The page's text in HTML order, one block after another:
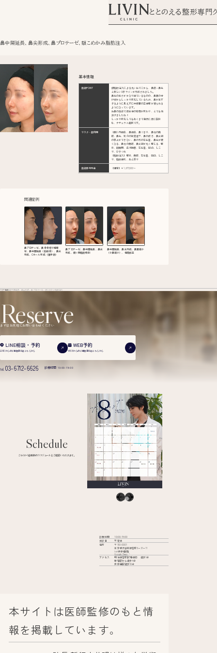
ととのえる整形専門
鼻中隔延長、鼻尖形成、鼻プロテーゼ、額こめかみ脂肪注入
基本情報
施術POINT
額脂肪注入による丸いおでこから、鼻筋～鼻先
と美しいS字ラインが形成されました。
鼻先の高さがかなり出ているものの、鼻翼の付
け根からしっかり変化しているため、鼻が高す
ぎるように見えずに中顔面の立体感が得られる
ようになっています。
お鼻の施術で顔全体の印象が変わり、とても垢
抜けましたね！
しっかり変化してもあくまで自然に顔に馴染
む、ナチュラル劇変です。
リスク・副作用
【鼻】内出血、鼻出血、鼻づまり、鼻柱の傷
跡、鼻先、耳介の知覚低下、鼻の傾き、鼻尖部
の挙上ができない、鼻の形の左右差、鼻先が硬
くなる、鼻柱の傷跡、鼻尖部が丸く感じる、感
染、創離開、血流障害、左右差、凹凸、しこ
り、ひきつれ
【脂肪注入】感染、傷跡、左右差、凹凸、しこ
り、脂肪壊死、あと戻り
施術参考料金 【通常】￥1,677,500〜
関連症例
鼻プロテーゼ、鼻骨骨切り幅寄
せ、鼻中隔延長（肋軟骨）、鼻尖
形成、Cカール形成（猫手術）
鼻プロテーゼ、鼻中隔延長、鼻尖
形成、頬＋顎脂肪吸引
鼻中隔延長、鼻尖形成、鼻翼縮小
（小鼻縮小）、他院修正
TOP 症例 鼻中隔延長、鼻尖形成、鼻プロテーゼ、額こめかみ脂肪注入
Reserve
まずはお気軽にお問い合わせください
LINE相談・予約
LINEからのご来院予約は こちらから
WEB予約
WEBからのご来院予約はこちらから
tel. 03-6712-6626 診療時間 10:00-19:00
Schedule
こちらから各医師のスケジュールをご確認いただけます。
診療時間
10:00-19:00
休診日
不定休
住所
〒150-0001
東京都渋谷区神宮前6−31−11
iori表参道2階
Google Maps
アクセス
明治神宮前駅7番出口 徒歩1分
原宿駅から徒歩4分
表参道駅徒歩10分
本サイトは医師監修のもと情
報を掲載しています。